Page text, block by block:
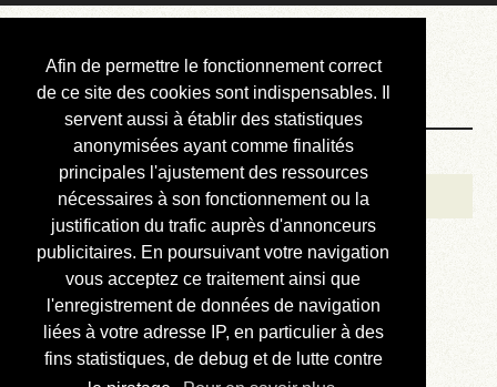
Afin de permettre le fonctionnement correct
de ce site des cookies sont indispensables. Il
servent aussi à établir des statistiques
anonymisées ayant comme finalités
principales l'ajustement des ressources
nécessaires à son fonctionnement ou la
justification du trafic auprès d'annonceurs
publicitaires. En poursuivant votre navigation
vous acceptez ce traitement ainsi que
l'enregistrement de données de navigation
liées à votre adresse IP, en particulier à des
fins statistiques, de debug et de lutte contre
Courbis, « LE »
Blog Officiel
Bienvenue
Réalisations
Divers (et d’été)
Annonces
Liens externes
Téléchargement